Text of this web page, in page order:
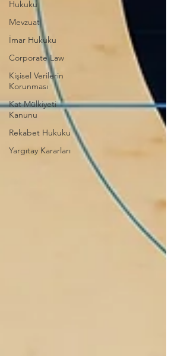
Hukuku
Mevzuat
İmar Hukuku
Corporate Law
Kişisel Verilerin
Korunması
Kat Mülkiyeti
Kanunu
Rekabet Hukuku
Yargıtay Kararları